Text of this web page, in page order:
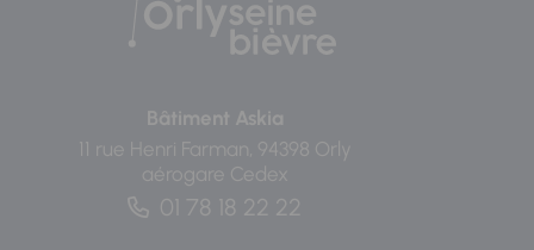
Bâtiment Askia
11 rue Henri Farman, 94398 Orly
aérogare Cedex
01 78 18 22 22